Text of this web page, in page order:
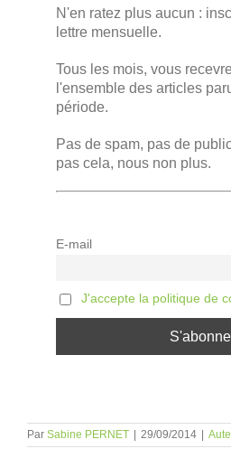
N'en ratez plus aucun :
lettre mensuelle.
Tous les mois, vous
l'ensemble des articles
période.
Pas de spam, pas de
pas cela, nous non plus.
E-mail
J'accepte la politique de
Par Sabine PERNET 29/09/2014